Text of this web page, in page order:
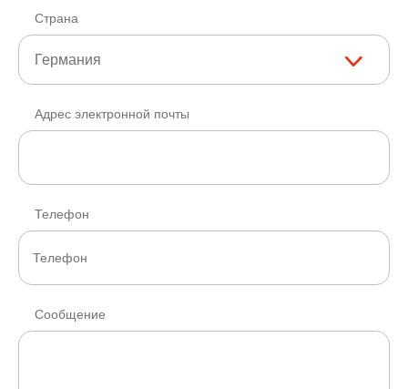
Страна
Германия
Адрес электронной почты
Телефон
Сообщение